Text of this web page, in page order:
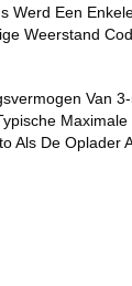
Werd Een
Weerstand
Van
Als De Oplader